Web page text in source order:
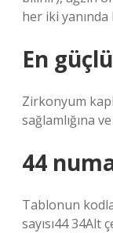
her iki
En
Zirkonyum
sağlamlığına
44
Tablonun
sayısı44 34Alt